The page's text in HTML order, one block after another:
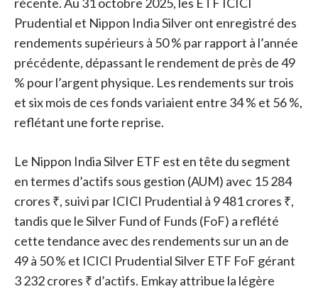
Prudential et Nippon India Silver ont enregistré des
rendements supérieurs à 50 % par rapport à l’année
précédente, dépassant le rendement de près de 49
% pour l’argent physique. Les rendements sur trois
et six mois de ces fonds variaient entre 34 % et 56 %,
reflétant une forte reprise.
Le Nippon India Silver ETF est en tête du segment
en termes d’actifs sous gestion (AUM) avec 15 284
crores ₹, suivi par ICICI Prudential à 9 481 crores ₹,
tandis que le Silver Fund of Funds (FoF) a reflété
cette tendance avec des rendements sur un an de
49 à 50 % et ICICI Prudential Silver ETF FoF gérant
3 232 crores ₹ d’actifs. Emkay attribue la légère